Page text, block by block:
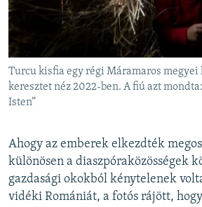
Turcu kisfia egy régi Máramaros megyei
keresztet néz 2022-ben. A fiú azt
Isten”
Ahogy az emberek elkezdték
különösen a diaszpóraközösségek
gazdasági okokból kénytelenek
vidéki Romániát, a fotós rájött, hogy